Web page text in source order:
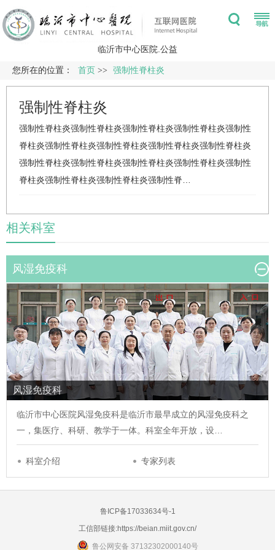
临沂市中心医院.公益
您所在的位置： 首页 >> 强制性脊柱炎
强制性脊柱炎
强制性脊柱炎强制性脊柱炎强制性脊柱炎强制性脊柱炎强制性
脊柱炎强制性脊柱炎强制性脊柱炎强制性脊柱炎强制性脊柱炎
强制性脊柱炎强制性脊柱炎强制性脊柱炎强制性脊柱炎强制性
脊柱炎强制性脊柱炎强制性脊柱炎强制性脊…
相关科室
风湿免疫科
风湿免疫科
临沂市中心医院风湿免疫科是临沂市最早成立的风湿免疫科之
一，集医疗、科研、教学于一体。科室全年开放，设…
科室介绍 专家列表
鲁ICP备17033634号-1
工信部链接:https://beian.miit.gov.cn/
鲁公网安备 37132302000140号